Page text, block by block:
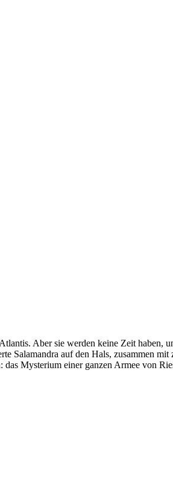
Aber sie werden keine Zeit haben,
Salamandra auf den Hals, zusammen
das Mysterium einer ganzen Armee von